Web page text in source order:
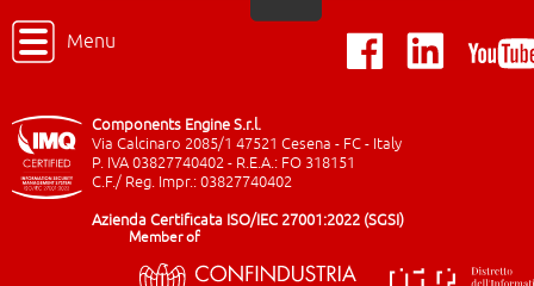
Menu
Components Engine S.r.l.
Via Calcinaro 2085/1 47521 Cesena - FC - Italy
P. IVA 03827740402 - R.E.A.: FO 318151
C.F./ Reg. Impr.: 03827740402
Azienda Certificata ISO/IEC 27001:2022 (SGSI)
Member of